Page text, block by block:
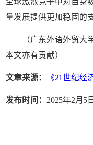
量发展提供更加稳固的
（广东外语外贸
本文亦有贡献）
文章来源： 《21世纪经
发布时间： 2025年2月5日